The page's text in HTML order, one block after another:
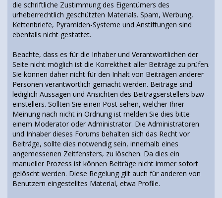
die schriftliche Zustimmung des Eigentümers des
urheberrechtlich geschützten Materials. Spam, Werbung,
Kettenbriefe, Pyramiden-Systeme und Anstiftungen sind
ebenfalls nicht gestattet.
Beachte, dass es für die Inhaber und Verantwortlichen der
Seite nicht möglich ist die Korrektheit aller Beiträge zu prüfen.
Sie können daher nicht für den Inhalt von Beiträgen anderer
Personen verantwortlich gemacht werden. Beiträge sind
lediglich Aussagen und Ansichten des Beitragserstellers bzw -
einstellers. Sollten Sie einen Post sehen, welcher Ihrer
Meinung nach nicht in Ordnung ist melden Sie dies bitte
einem Moderator oder Administrator. Die Administratoren
und Inhaber dieses Forums behalten sich das Recht vor
Beiträge, sollte dies notwendig sein, innerhalb eines
angemessenen Zeitfensters, zu löschen. Da dies ein
manueller Prozess ist können Beiträge nicht immer sofort
gelöscht werden. Diese Regelung gilt auch für anderen von
Benutzern eingestelltes Material, etwa Profile.